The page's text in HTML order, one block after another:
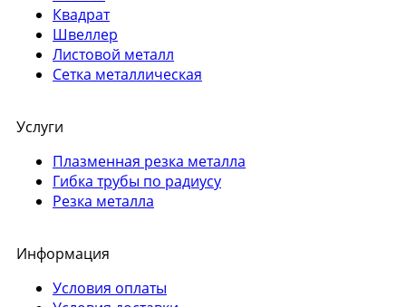
Квадрат
Швеллер
Листовой металл
Сетка металлическая
Услуги
Плазменная резка металла
Гибка трубы по радиусу
Резка металла
Информация
Условия оплаты